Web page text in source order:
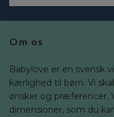
Om os
Babylove er en svensk
kærlighed til børn. Vi
ønsker og præferencer.
dimensioner, som du